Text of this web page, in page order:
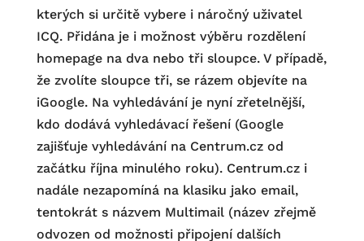
kterých si určitě vybere i náročný uživatel
ICQ. Přidána je i možnost výběru rozdělení
homepage na dva nebo tři sloupce. V případě,
že zvolíte sloupce tři, se rázem objevíte na
iGoogle. Na vyhledávání je nyní zřetelnější,
kdo dodává vyhledávací řešení (Google
zajišťuje vyhledávání na Centrum.cz od
začátku října minulého roku). Centrum.cz i
nadále nezapomíná na klasiku jako email,
tentokrát s názvem Multimail (název zřejmě
odvozen od možnosti připojení dalších